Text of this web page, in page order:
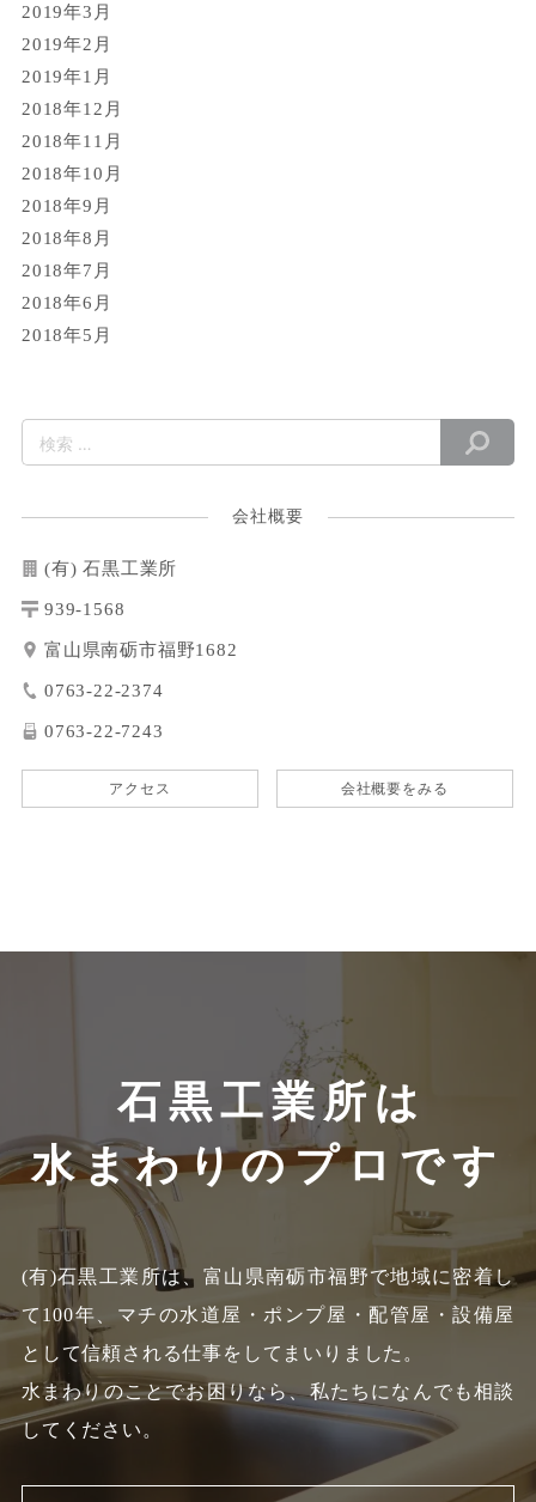
2019年3月
2019年2月
2019年1月
2018年12月
2018年11月
2018年10月
2018年9月
2018年8月
2018年7月
2018年6月
2018年5月
会社概要
(有) 石黒工業所
939-1568
富山県南砺市福野1682
0763-22-2374
0763-22-7243
アクセス 会社概要をみる
石黒工業所は
水まわりのプロです
(有)石黒工業所は、富山県南砺市福野で地域に密着し
て100年、 マチの水道屋・ポンプ屋・配管屋・設備屋
として信頼される仕事をしてまいりました。
水まわりのことでお困りなら、私たちになんでも相談
してください。